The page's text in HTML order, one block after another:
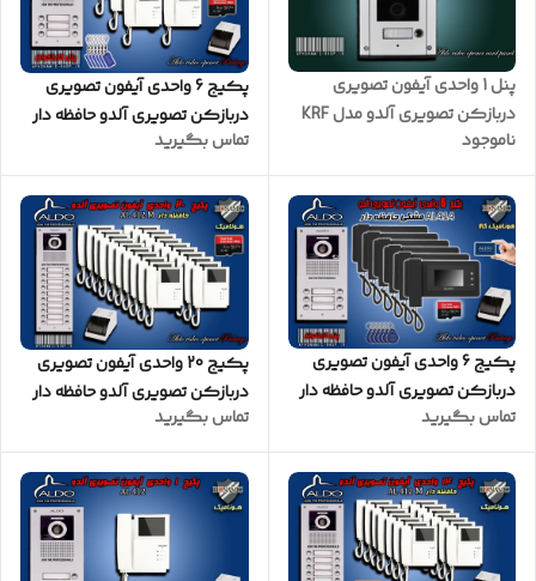
پنل 1 واحدی آیفون تصویری
دربازکن تصویری آلدو مدل KRF
کارتخوان
ناموجود
پکیج 6 واحدی آیفون تصویری
دربازکن تصویری آلدو حافظه دار
مدل AL412M پنل کارتخوان
تماس بگیرید
پکیج 6 واحدی آیفون تصویری
دربازکن تصویری آلدو حافظه دار
مشکی
تماس بگیرید
پکیج 20 واحدی آیفون تصویری
دربازکن تصویری آلدو حافظه دار
مدل AL412M پنل ساده
تماس بگیرید